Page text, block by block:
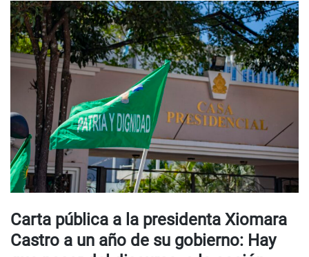
Carta pública a la presidenta Xiomara
Castro a un año de su gobierno: Hay